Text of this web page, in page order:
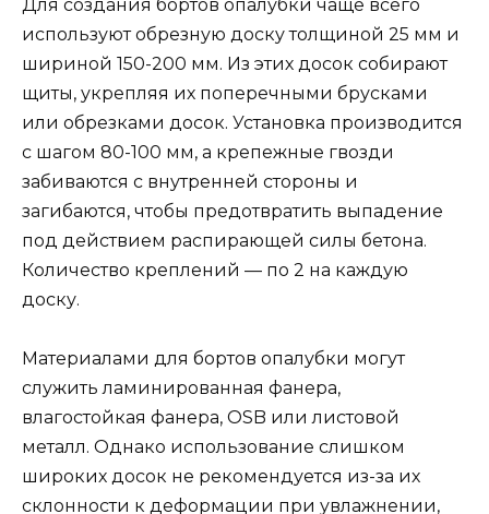
Для создания бортов опалубки чаще всего
используют обрезную доску толщиной 25 мм и
шириной 150-200 мм. Из этих досок собирают
щиты, укрепляя их поперечными брусками
или обрезками досок. Установка производится
с шагом 80-100 мм, а крепежные гвозди
забиваются с внутренней стороны и
загибаются, чтобы предотвратить выпадение
под действием распирающей силы бетона.
Количество креплений — по 2 на каждую
доску.
Материалами для бортов опалубки могут
служить ламинированная фанера,
влагостойкая фанера, OSB или листовой
металл. Однако использование слишком
широких досок не рекомендуется из-за их
склонности к деформации при увлажнении,